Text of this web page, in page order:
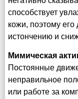
способствует
кожи, поэтому его
истончению и
Мимическая
Постоянные
неправильное
или работе за